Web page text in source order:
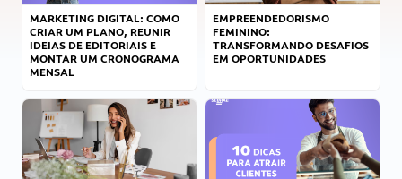
MARKETING DIGITAL: COMO
CRIAR UM PLANO, REUNIR
IDEIAS DE EDITORIAIS E
MONTAR UM CRONOGRAMA
MENSAL
EMPREENDEDORISMO
FEMININO:
TRANSFORMANDO DESAFIOS
EM OPORTUNIDADES